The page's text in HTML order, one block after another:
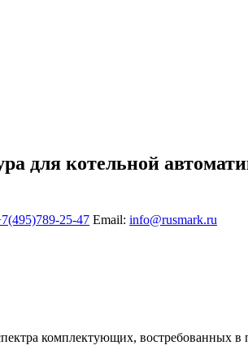
для котельной
25-47 Еmail: info@rusmark.ru
комплектующих, востребованных в